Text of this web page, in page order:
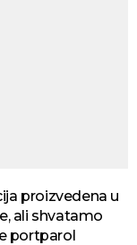
proizvedena u
ali shvatamo
portparol